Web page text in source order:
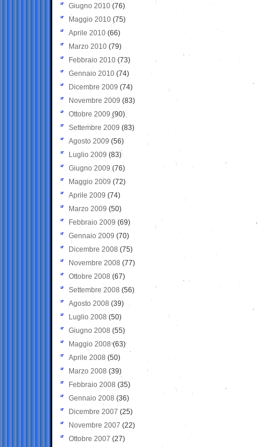
Giugno 2010 (76)
Maggio 2010 (75)
Aprile 2010 (66)
Marzo 2010 (79)
Febbraio 2010 (73)
Gennaio 2010 (74)
Dicembre 2009 (74)
Novembre 2009 (83)
Ottobre 2009 (90)
Settembre 2009 (83)
Agosto 2009 (56)
Luglio 2009 (83)
Giugno 2009 (76)
Maggio 2009 (72)
Aprile 2009 (74)
Marzo 2009 (50)
Febbraio 2009 (69)
Gennaio 2009 (70)
Dicembre 2008 (75)
Novembre 2008 (77)
Ottobre 2008 (67)
Settembre 2008 (56)
Agosto 2008 (39)
Luglio 2008 (50)
Giugno 2008 (55)
Maggio 2008(63)
Aprile 2008 (50)
Marzo 2008 (39)
Febbraio 2008 (35)
Gennaio 2008 (36)
Dicembre 2007 (25)
Novembre 2007 (22)
Ottobre 2007 (27)